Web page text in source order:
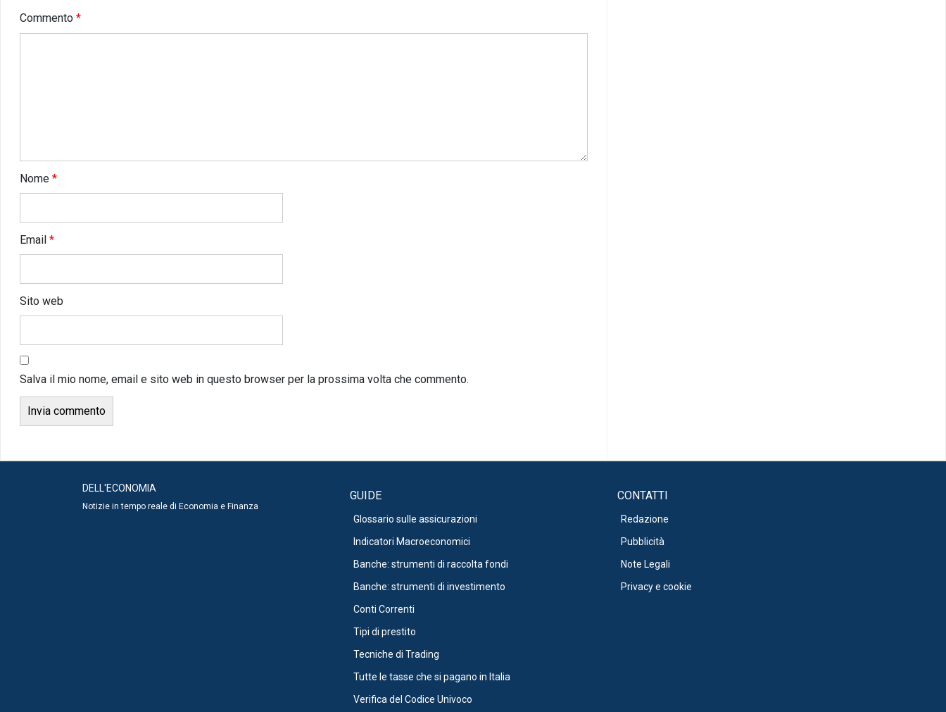
Commento *
Nome *
Email *
Sito web
Salva il mio nome, email e sito web in questo browser per la prossima volta che commento.
DELL'ECONOMIA
Notizie in tempo reale di Economia e Finanza
GUIDE
Glossario sulle assicurazioni
Indicatori Macroeconomici
Banche: strumenti di raccolta fondi
Banche: strumenti di investimento
Conti Correnti
Tipi di prestito
Tecniche di Trading
Tutte le tasse che si pagano in Italia
Verifica del Codice Univoco
CONTATTI
Redazione
Pubblicità
Note Legali
Privacy e cookie